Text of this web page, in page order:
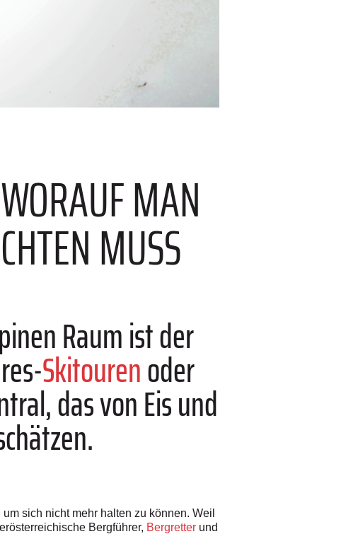
MAN
MUSS
Raum ist der
Skitourenoder
das von Eis und
sich nicht mehr halten zu können. Weil
Bergführer, Bergretter und